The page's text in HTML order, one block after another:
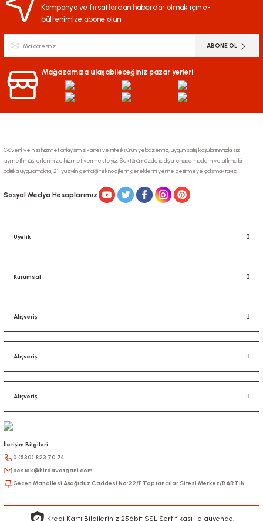
Kampanya ve fırsatlardan haberdar olmak için e-
bültenimize abone olun
ABONE OL
Mağazamıza ulaşabileceğiniz pazar yerleri
Güvenli ve hızlı hizmet anlayışımız kaliteli ve nitelikli ürün yelpazemiz, uygun satış koşullarınmızla siz
kıymetli müşterilerimize hizmet vermekteyiz. Sektörümüzde iç dış arenada modern ve atılımcı bir
politika uygulamakta, 21. yüzyılın getirdiği teknolojilerin gereklerini yerine getirmeye çalışmaktayız.
Sosyal Medya Hesaplarımız
Üyelik
Kurumsal
Alışveriş
Alışveriş
Alışveriş
İletişim Bilgileri
0 (530) 823 70 74
destek@hirdavatgani.com
Gecen Mahallesi Aşağıdüz Caddesi No:22/F Toptancılar Sitesi Merkez/BARTIN
Kredi Kartı Bilgileriniz 256bit SSL Sertifikası ile güvende!